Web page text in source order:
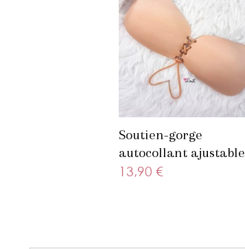
Soutien-gorge
autocollant ajustable
beige
13,90 €